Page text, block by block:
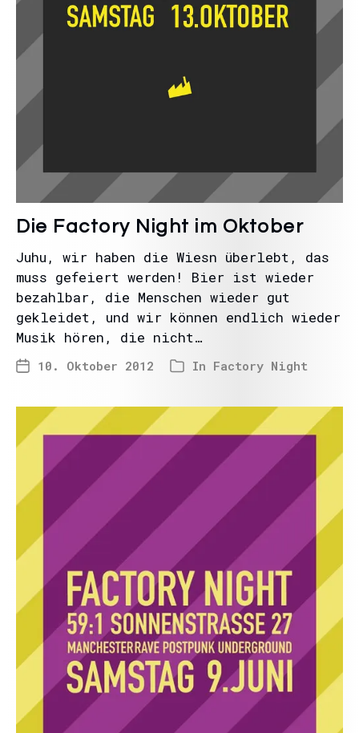
Die Factory Night im Oktober
Juhu, wir haben die Wiesn überlebt, das
muss gefeiert werden! Bier ist wieder
bezahlbar, die Menschen wieder gut
gekleidet, und wir können endlich wieder
Musik hören, die nicht…
10. Oktober 2012 In Factory Night